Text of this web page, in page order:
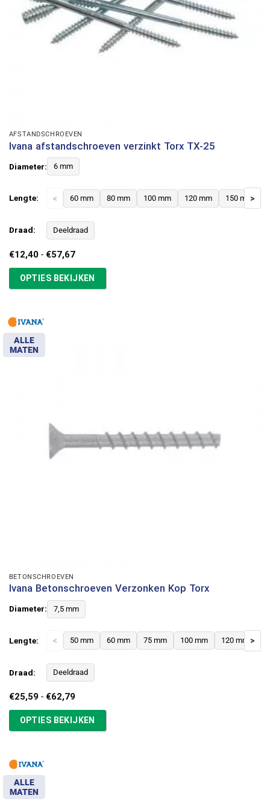
AFSTANDSCHROEVEN
Ivana afstandschroeven verzinkt Torx TX-25
Diameter: 6 mm
Lengte: < 60 mm 80 mm 100 mm 120 mm 150 mm>
Draad: Deeldraad
€12,40 - €57,67Prijsklasse:
€57,67
OPTIES BEKIJKEN
ALLE
MATEN
BETONSCHROEVEN
Ivana Betonschroeven Verzonken Kop Torx
Diameter: 7,5 mm
Lengte: < 50 mm 60 mm 75 mm 100 mm 120 mm >
Draad: Deeldraad
€25,59 - €62,79Prijsklasse:
tot
€62,79
OPTIES BEKIJKEN
ALLE
MATEN